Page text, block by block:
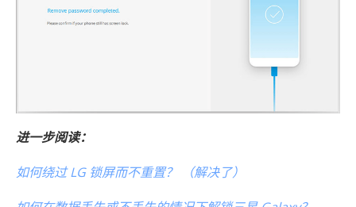
进一步阅读：
如何绕过 LG 锁屏而不重置？ （解决了）